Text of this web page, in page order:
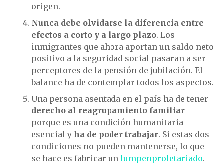
origen.
Nunca debe olvidarse la diferencia entre
efectos a corto y a largo plazo. Los
inmigrantes que ahora aportan un saldo neto
positivo a la seguridad social pasaran a ser
perceptores de la pensión de jubilación. El
balance ha de contemplar todos los aspectos.
Una persona asentada en el país ha de tener
derecho al reagrupamiento familiar
porque es una condición humanitaria
esencial y ha de poder trabajar. Si estas dos
condiciones no pueden mantenerse, lo que
se hace es fabricar un lumpenproletariado.